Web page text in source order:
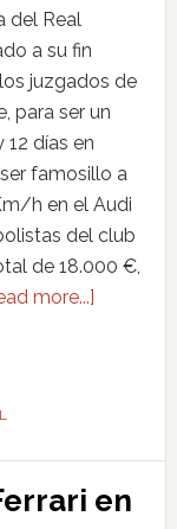
del Real
a su fin
juzgados de
para ser un
días en
famosillo a
h en el Audi
del club
de 18.000 €,
more...]
en